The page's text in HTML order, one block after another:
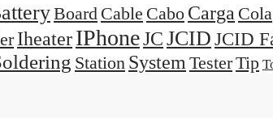
Board Cable Cabo Carga Cola
IheaterIPhoneJCJCIDJCID
Station SystemTesterTip